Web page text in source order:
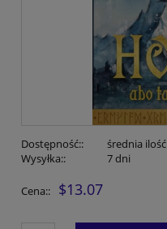
Dostępność::
średnia ilość
Wysyłka::
7 dni
Cena:: $13.07